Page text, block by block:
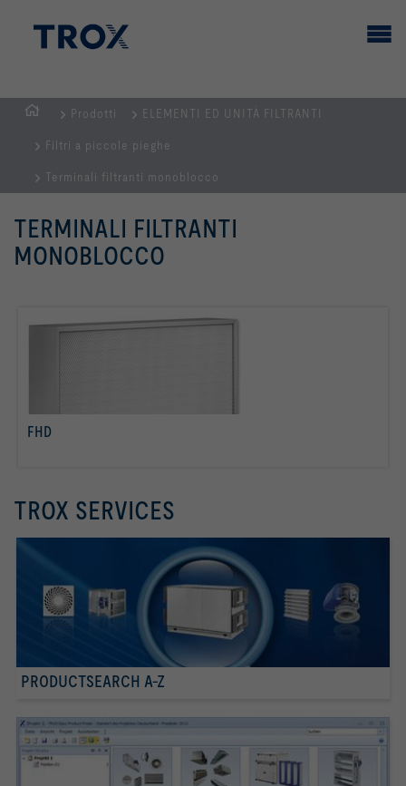
Prodotti ELEMENTI ED UNITÀ FILTRANTI
Filtri a piccole pieghe
Terminali filtranti monoblocco
TERMINALI FILTRANTI
MONOBLOCCO
FHD
TROX SERVICES
PRODUCTSEARCH A-Z